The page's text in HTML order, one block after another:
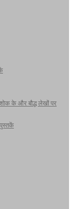
के और बौद्ध लेखों पर
पुस्तकें